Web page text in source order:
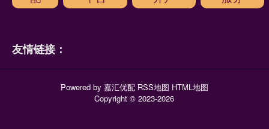
友情链接：
Powered by 嘉汇优配 RSS地图 HTML地图
Copyright© 2023-2026